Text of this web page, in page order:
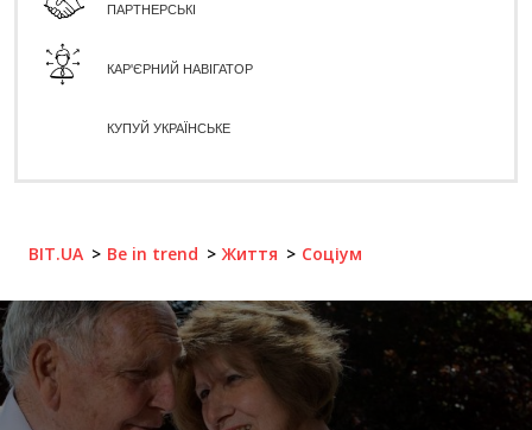
ПАРТНЕРСЬКІ
КАР'ЄРНИЙ НАВІГАТОР
КУПУЙ УКРАЇНСЬКЕ
BIT.UA Be in trend Життя Соціум